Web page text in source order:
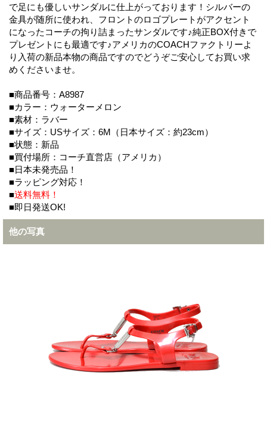
で足にも優しいサンダルに仕上がっております！シルバーの
金具が随所に使われ、フロントのロゴプレートがアクセント
になったコーチの拘り詰まったサンダルです♪純正BOX付きで
プレゼントにも最適です♪アメリカのCOACHファクトリーよ
り入荷の新品本物の商品ですのでどうぞご安心してお買い求
めくださいませ。
■商品番号：A8987
■カラー：ウォーターメロン
■素材：ラバー
■サイズ：USサイズ：6M（日本サイズ：約23cm）
■状態：新品
■買付場所：コーチ直営店（アメリカ）
■日本未発売品！
■ラッピング対応！
■送料無料！
■即日発送OK!
他の写真